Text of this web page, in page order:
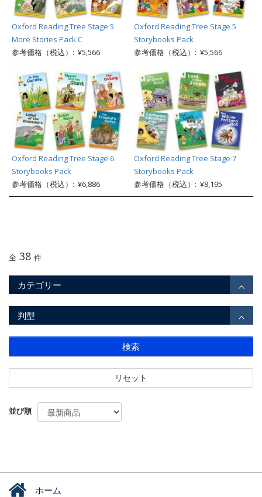
Oxford Reading Tree Stage 5
More Stories Pack C
参考価格（税込）: ¥5,566
Oxford Reading Tree Stage 5
Storybooks Pack
参考価格（税込）: ¥5,566
Oxford Reading Tree Stage 6
Storybooks Pack
参考価格（税込）: ¥6,886
Oxford Reading Tree Stage 7
Storybooks Pack
参考価格（税込）: ¥8,195
全 38 件
カテゴリー
判型
検索
リセット
並び順
ホーム